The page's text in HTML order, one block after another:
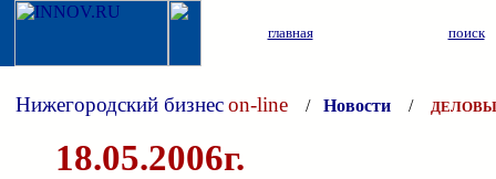
главная поиск
Нижегородский бизнесon-line / Новости /
18.05.2006г.